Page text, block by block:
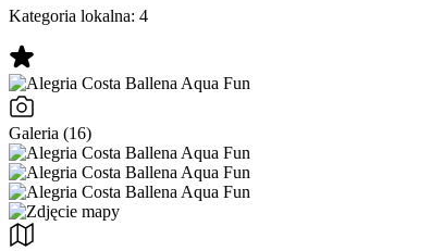
Kategoria lokalna: 4
Galeria (16)